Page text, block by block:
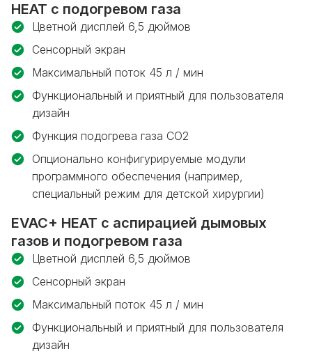
HEAT с подогревом газа
Цветной дисплей 6,5 дюймов
Сенсорный экран
Максимальный поток 45 л / мин
Функциональный и приятный для пользователя
дизайн
Функция подогрева газа CO2
Опционально конфигурируемые модули
программного обеспечения (например,
специальный режим для детской хирургии)
EVAC+ HEAT с аспирацией дымовых
газов и подогревом газа
Цветной дисплей 6,5 дюймов
Сенсорный экран
Максимальный поток 45 л / мин
Функциональный и приятный для пользователя
дизайн